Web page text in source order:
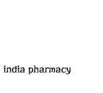
india pharmacy